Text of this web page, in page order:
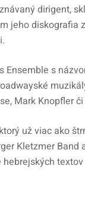
dirigent,
jeho diskografia
Ensemble s
Mark Knopfler
už viac ako
Kletzmer Band